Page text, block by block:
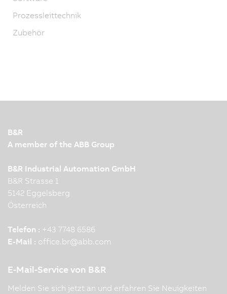
Prozessleittechnik
Zubehör
B&R
A member of the ABB Group
B&R Industrial Automation GmbH
B&R Strasse 1
5142 Eggelsberg
Österreich
Telefon : +43 7748 6586
E-Mail : office.br@abb.com
E-Mail-Service von B&R
Melden Sie sich jetzt an und erfahren Sie Neuigkeiten